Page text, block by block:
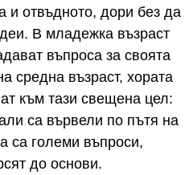
и отвъдното, дори без да
В младежка възраст
въпроса за своята
средна възраст, хората
към тази свещена цел:
са вървели по пътя на
са големи въпроси,
до основи.